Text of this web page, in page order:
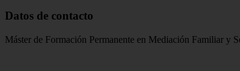
Datos de contacto
Máster de Formación Permanente en Mediación Familiar y